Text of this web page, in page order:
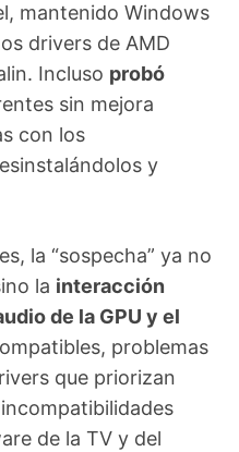
mantenido Windows
drivers de AMD
Incluso probó
sin mejora
con los
y
la “sospecha” ya no
la interacción
de la GPU y el
problemas
que priorizan
de la TV y del